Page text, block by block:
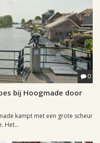
0
bij Hoogmade door
kampt met een grote scheur
Het...